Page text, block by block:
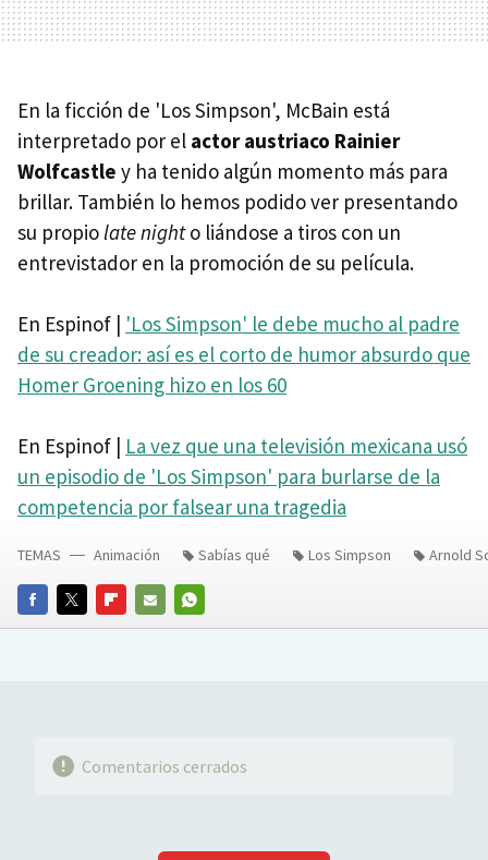
En la ficción de 'Los Simpson', McBain está
interpretado por el actor austriaco Rainier
Wolfcastle y ha tenido algún momento más para
brillar. También lo hemos podido ver presentando
su propiolate nighto liándose a tiros con un
entrevistador en la promoción de su película.
En Espinof | 'Los Simpson' le debe mucho al padre
de su creador: así es el corto de humor absurdo que
Homer Groening hizo en los 60
En Espinof | La vez que una televisión mexicana usó
un episodio de 'Los Simpson' para burlarse de la
competencia por falsear una tragedia
FACEBOOKTWITTERFLIPBOARD
E-
WHATSAPP
TEMAS Animación Sabías qué Los Simpson Arnold
Comentarios cerrados